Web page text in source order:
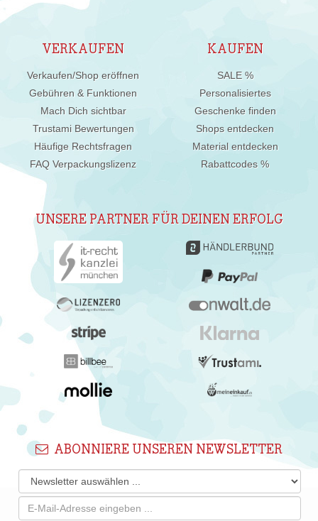
VERKAUFEN
Verkaufen/Shop eröffnen
Gebühren & Funktionen
Mach Dich sichtbar
Trustami Bewertungen
Häufige Rechtsfragen
FAQ Verpackungslizenz
KAUFEN
SALE %
Personalisiertes
Geschenke finden
Shops entdecken
Material entdecken
Rabattcodes %
UNSERE PARTNER FÜR DEINEN ERFOLG
ABONNIERE UNSEREN NEWSLETTER